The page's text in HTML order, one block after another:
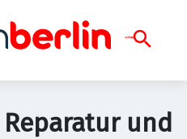
und